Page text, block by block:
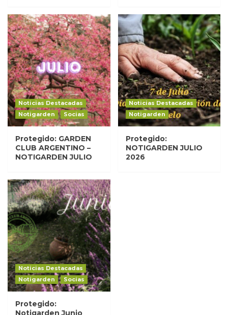
Noticias Destacadas
Notigarden
Socias
Protegido: GARDEN
CLUB ARGENTINO –
NOTIGARDEN JULIO
Noticias Destacadas
Notigarden
Protegido:
NOTIGARDEN JULIO
2026
Noticias Destacadas
Notigarden
Socias
Protegido:
Notigarden Junio